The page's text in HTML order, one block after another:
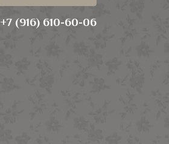
+7 (916) 610-60-06